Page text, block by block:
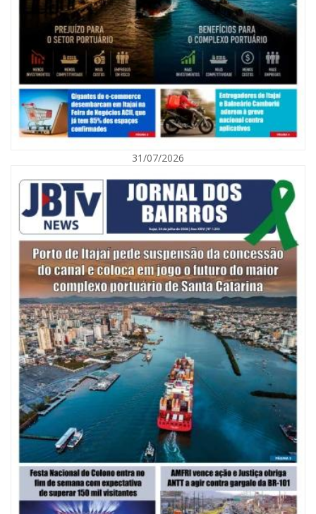
08/08/2026 | 07:00
Agosto Laranja mobiliza Navegantes com ações de prevenção de
deficiências e inclusão social
BALNEÁRIO CAMBORIÚ
08/08/2026 | 07:00
Saúde de BC abre inscrições para Oficina Regional de Qualidade em
Vigilância Sanitária
31/07/2026